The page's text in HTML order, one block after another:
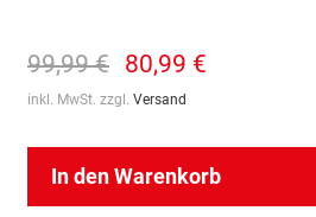
99,99 € 80,99 €
inkl. MwSt. zzgl. Versand
In den Warenkorb